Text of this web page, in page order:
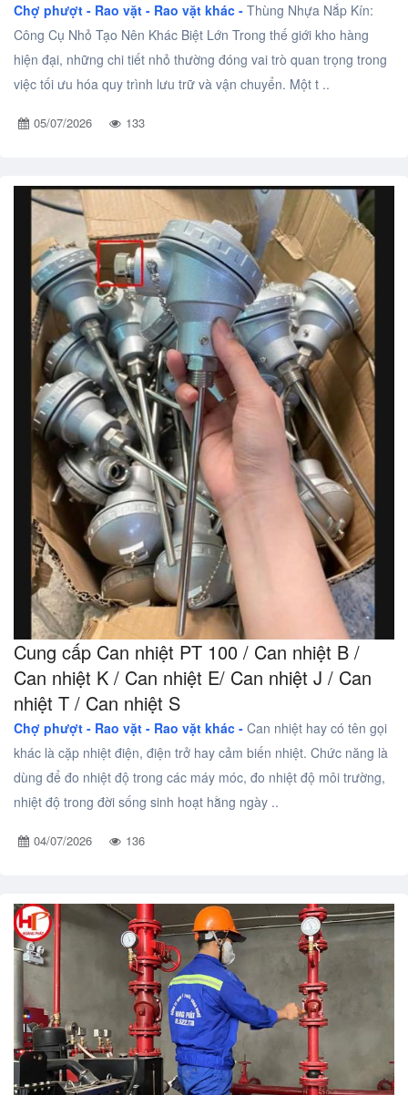
Chợ phượt - Rao vặt - Rao vặt khác - Thùng Nhựa Nắp Kín:
Công Cụ Nhỏ Tạo Nên Khác Biệt Lớn Trong thế giới kho hàng
hiện đại, những chi tiết nhỏ thường đóng vai trò quan trọng trong
việc tối ưu hóa quy trình lưu trữ và vận chuyển. Một t ..
05/07/2026 133
Cung cấp Can nhiệt PT 100 / Can nhiệt B /
Can nhiệt K / Can nhiệt E/ Can nhiệt J / Can
nhiệt T / Can nhiệt S
Chợ phượt - Rao vặt - Rao vặt khác - Can nhiệt hay có tên gọi
khác là cặp nhiệt điện, điện trở hay cảm biến nhiệt. Chức năng là
dùng để đo nhiệt độ trong các máy móc, đo nhiệt độ môi trường,
nhiệt độ trong đời sống sinh hoạt hằng ngày ..
04/07/2026 136